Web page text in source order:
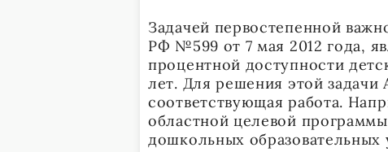
Задачей первостепенной
РФ №599 от 7 мая 2012 года,
процентной доступности
лет. Для решения этой
соответствующая работа.
областной целевой
дошкольных